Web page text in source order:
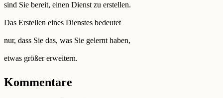
sind Sie bereit, einen Dienst zu erstellen.
Das Erstellen eines Dienstes bedeutet
nur, dass Sie das, was Sie gelernt haben,
etwas größer erweitern.
Kommentare